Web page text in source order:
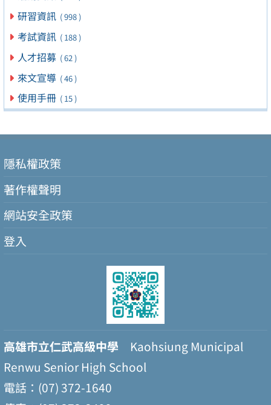
研習資訊 ( 998 )
考試資訊 ( 188 )
人才招募 ( 62 )
來文宣導 ( 46 )
使用手冊 ( 15 )
隱私權政策
著作權聲明
網站安全政策
登入
高雄市立仁武高級中學 Kaohsiung Municipal
Renwu Senior High School
電話：(07) 372-1640